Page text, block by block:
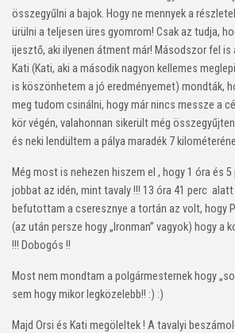
összegyűlni a bajok. Hogy ne mennyek a
ürülni a teljesen üres gyomrom! Csak az tudja,
ijesztő, aki ilyenen átment már! Másodszor fel is
Kati (Kati, aki a második nagyon kellemes
is köszönhetem a jó eredményemet) mondták,
meg tudom csinálni, hogy már nincs messze a
kör végén, valahonnan sikerült még
és neki lendültem a pálya maradék 7
Még most is nehezen hiszem el , hogy 1 óra és
jobbat az idén, mint tavaly !!! 13 óra 41 perc
befutottam a cseresznye a tortán az volt, hogy
(az után persze hogy „Ironman” vagyok) hogy a
!!! Dobogós !!
Most nem mondtam a polgármesternek hogy
sem hogy mikor legközelebb!! :) :)
Majd Orsi és Kati megöleltek ! A tavalyi